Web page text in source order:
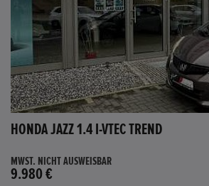
HONDA JAZZ 1.4 I-VTEC TREND
MWST. NICHT AUSWEISBAR
9.980 €